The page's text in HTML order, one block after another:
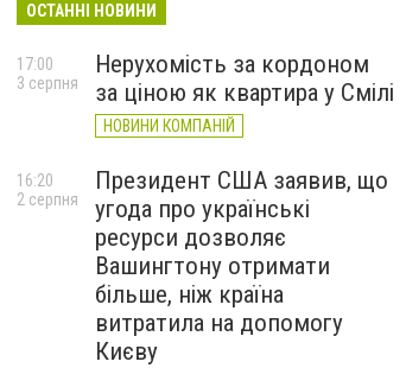
ОСТАННІ НОВИНИ
Нерухомість за кордоном
за ціною як квартира у Смілі
НОВИНИ КОМПАНІЙ
17:00
3 серпня
Президент США заявив, що
угода про українські
ресурси дозволяє
Вашингтону отримати
більше, ніж країна
витратила на допомогу
Києву
16:20
2 серпня